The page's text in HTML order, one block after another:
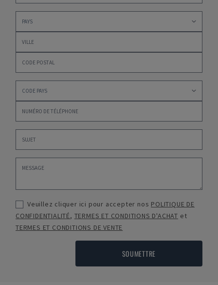
Veuillez cliquer ici pour accepter nos POLITIQUE DE
CONFIDENTIALITÉ, TERMES ET CONDITIONS D'ACHAT et
TERMES ET CONDITIONS DE VENTE
SOUMETTRE